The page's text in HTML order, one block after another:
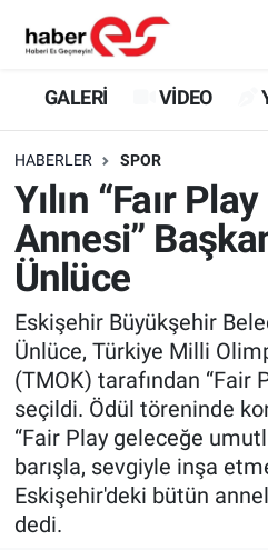
GALERİ VİDEO
HABERLER SPOR
Yılın “Faır Play
Annesi”
Ünlüce
Eskişehir Büyükşehir
Ünlüce, Türkiye Milli
(TMOK) tarafından “Fair
seçildi. Ödül töreninde
“Fair Play geleceğe
barışla, sevgiyle inşa
Eskişehir'deki bütün
dedi.
GALERİ
YAZARLAR
GÜNDEM
SİYASET
TEKNOLOJİ
EKONOMİ
SPOR
ASAYİŞ
Eskişehir Nöbetçi
Eskişehir Trafik
Süper Lig Puan
Tüm Manşetler
Son Dakika Haberleri
Haber Arşivi